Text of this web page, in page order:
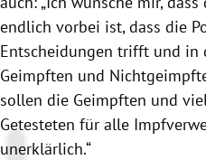
endlich vorbei ist, dass die
Entscheidungen trifft und in
Geimpften und
sollen die Geimpften und
Getesteten für alle
unerklärlich.“